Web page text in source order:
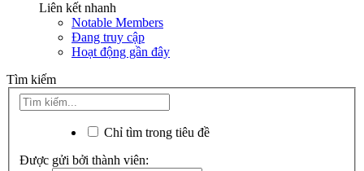
Liên kết nhanh
Notable Members
Đang truy cập
Hoạt động gần đây
Tìm kiếm
Chỉ tìm trong tiêu đề
Được gửi bởi thành viên: